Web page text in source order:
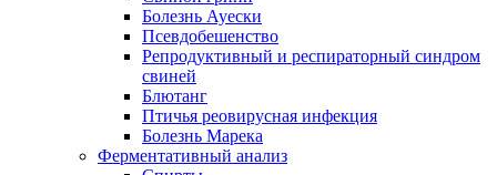
Болезнь Ауески
Псевдобешенство
Репродуктивный и респираторный синдром
свиней
Блютанг
Птичья реовирусная инфекция
Болезнь Марека
Ферментативный анализ